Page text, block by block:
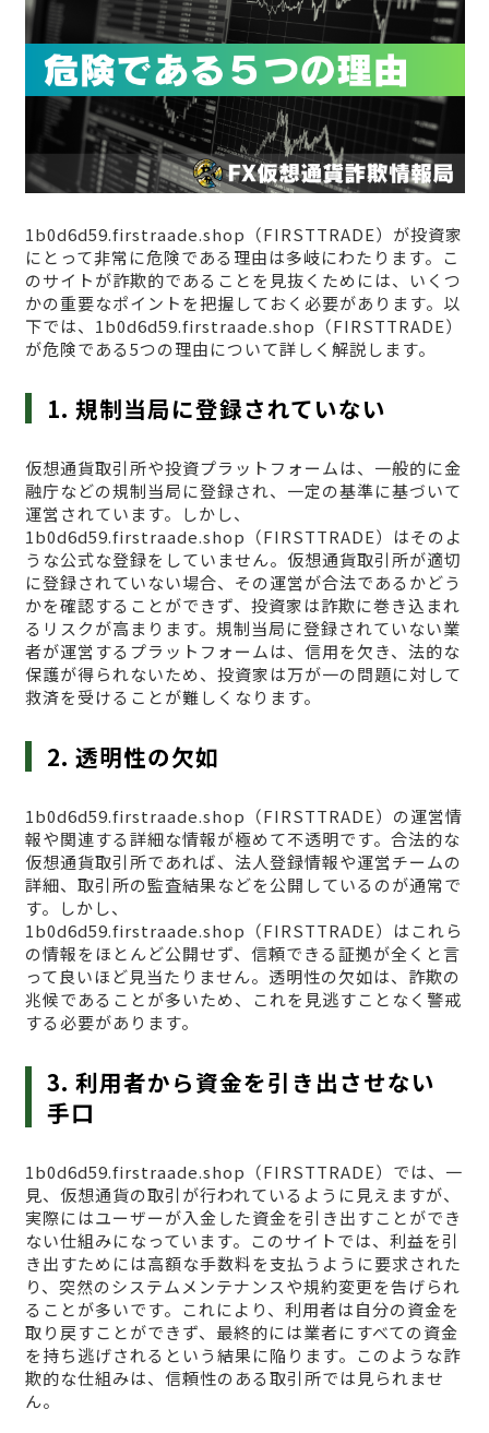
1b0d6d59.firstraade.shop（FIRSTTRADE）が投資家
にとって非常に危険である理由は多岐にわたります。こ
のサイトが詐欺的であることを見抜くためには、いくつ
かの重要なポイントを把握しておく必要があります。以
下では、1b0d6d59.firstraade.shop（FIRSTTRADE）
が危険である5つの理由について詳しく解説します。
1. 規制当局に登録されていない
仮想通貨取引所や投資プラットフォームは、一般的に金
融庁などの規制当局に登録され、一定の基準に基づいて
運営されています。しかし、
1b0d6d59.firstraade.shop（FIRSTTRADE）はそのよ
うな公式な登録をしていません。仮想通貨取引所が適切
に登録されていない場合、その運営が合法であるかどう
かを確認することができず、投資家は詐欺に巻き込まれ
るリスクが高まります。規制当局に登録されていない業
者が運営するプラットフォームは、信用を欠き、法的な
保護が得られないため、投資家は万が一の問題に対して
救済を受けることが難しくなります。
2. 透明性の欠如
1b0d6d59.firstraade.shop（FIRSTTRADE）の運営情
報や関連する詳細な情報が極めて不透明です。合法的な
仮想通貨取引所であれば、法人登録情報や運営チームの
詳細、取引所の監査結果などを公開しているのが通常で
す。しかし、
1b0d6d59.firstraade.shop（FIRSTTRADE）はこれら
の情報をほとんど公開せず、信頼できる証拠が全くと言
って良いほど見当たりません。透明性の欠如は、詐欺の
兆候であることが多いため、これを見逃すことなく警戒
する必要があります。
3. 利用者から資金を引き出させない
手口
1b0d6d59.firstraade.shop（FIRSTTRADE）では、一
見、仮想通貨の取引が行われているように見えますが、
実際にはユーザーが入金した資金を引き出すことができ
ない仕組みになっています。このサイトでは、利益を引
き出すためには高額な手数料を支払うように要求された
り、突然のシステムメンテナンスや規約変更を告げられ
ることが多いです。これにより、利用者は自分の資金を
取り戻すことができず、最終的には業者にすべての資金
を持ち逃げされるという結果に陥ります。このような詐
欺的な仕組みは、信頼性のある取引所では見られませ
ん。